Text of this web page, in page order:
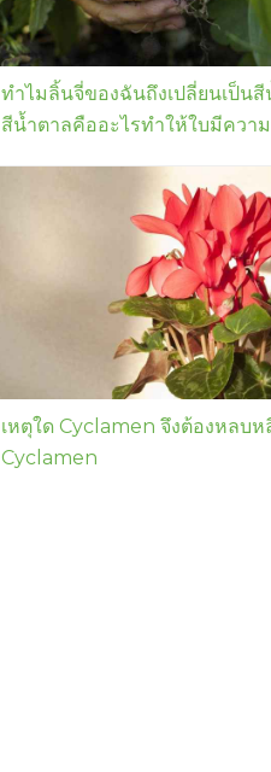
ทำไมลิ้นจี่ของฉันถึงเปลี่ยนเป็น
สีน้ำตาลคืออะไรทำให้ใบมีควา
เหตุใด Cyclamen จึงต้องหลบ
Cyclamen